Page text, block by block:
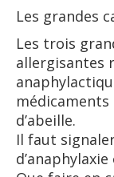
Les grandes
Les trois
allergisantes
médicaments
d’abeille.
Il faut